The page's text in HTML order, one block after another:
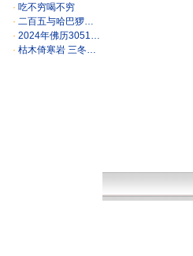
· 吃不穷喝不穷
· 二百五与哈巴猡…
· 2024年佛历3051…
· 枯木倚寒岩 三冬…